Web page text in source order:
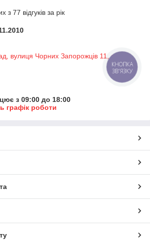
ролети в Києві і з
в Києві і з доставкою по Україні ви
House таким чином:
менеджер Вас набере та
Мінімальний розрахунок вартості
відділення Нової пошти або Делівері.
цілісність.
з 77 відгуків за рік
вулиця Чорних Запорожців 11, а /3,
з 09:00 до 18:00
графік роботи
КНОПКА
ЗВ'ЯЗКУ